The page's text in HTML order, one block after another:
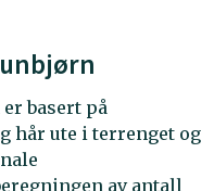
basert på
hår ute i terrenget og
av antall